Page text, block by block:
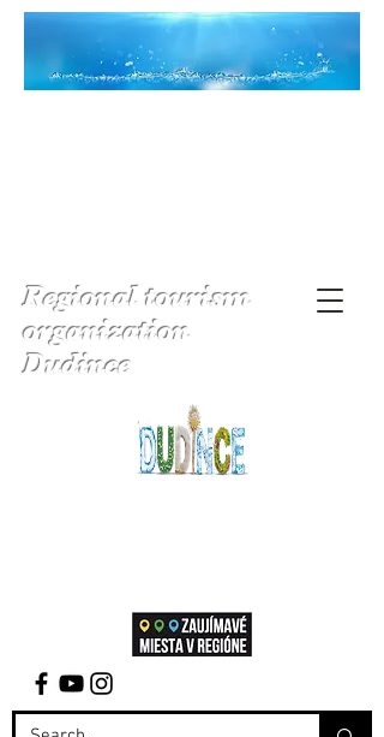
Regional tourism
organization
Dudince